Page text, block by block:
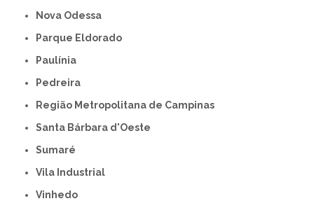
Nova Odessa
Parque Eldorado
Paulínia
Pedreira
Região Metropolitana de Campinas
Santa Bárbara d'Oeste
Sumaré
Vila Industrial
Vinhedo